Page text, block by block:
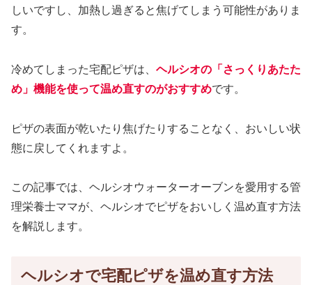
しいですし、加熱し過ぎると焦げてしまう可能性がありま
す。
冷めてしまった宅配ピザは、 ヘルシオの「さっくりあたた
め」機能を使って温め直すのがおすすめです。
ピザの表面が乾いたり焦げたりすることなく、おいしい状
態に戻してくれますよ。
この記事では、ヘルシオウォーターオーブンを愛用する管
理栄養士ママが、ヘルシオでピザをおいしく温め直す方法
を解説します。
ヘルシオで宅配ピザを温め直す方法